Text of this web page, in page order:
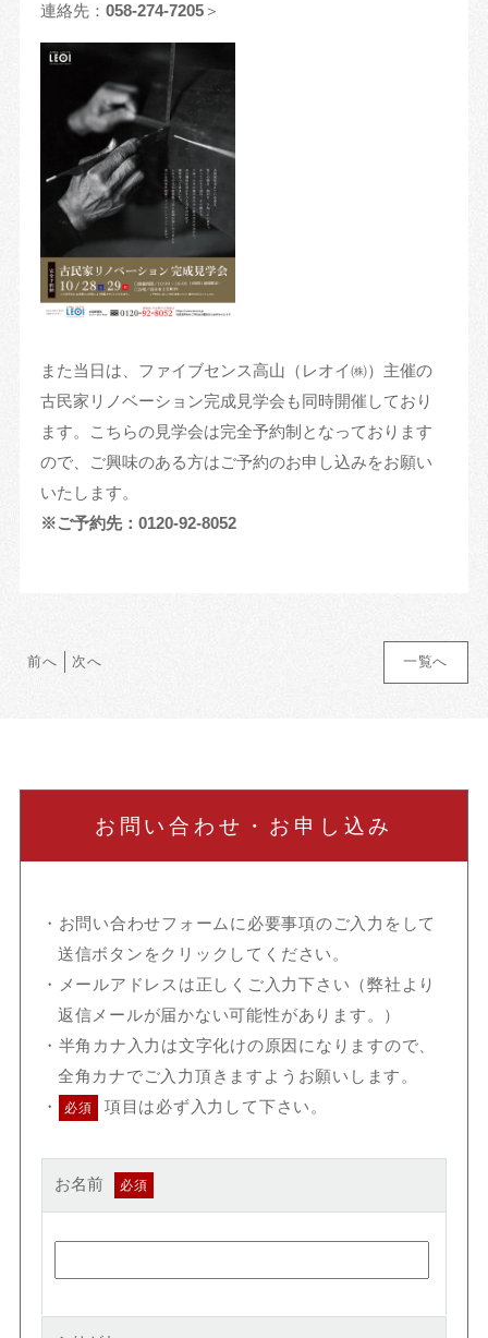
連絡先： 058-274-7205＞
また当日は、ファイブセンス高山（レオイ㈱）主催の
古民家リノベーション完成見学会も同時開催しており
ます。こちらの見学会は完全予約制となっております
ので、ご興味のある方はご予約のお申し込みをお願い
いたします。
※ご予約先：0120-92-8052
一覧へ
前へ 次へ
お問い合わせ・お申し込み
お問い合わせフォームに必要事項のご入力をして
送信ボタンをクリックしてください。
メールアドレスは正しくご入力下さい（弊社より
返信メールが届かない可能性があります。）
半角カナ入力は文字化けの原因になりますので、
全角カナでご入力頂きますようお願いします。
必須 項目は必ず入力して下さい。
お名前